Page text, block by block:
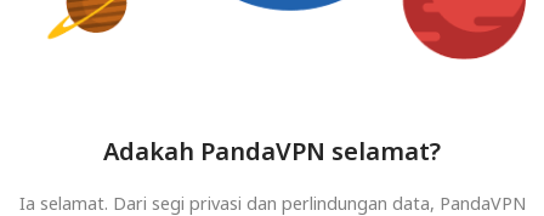
Adakah PandaVPN selamat?
Ia selamat. Dari segi privasi dan perlindungan data, PandaVPN